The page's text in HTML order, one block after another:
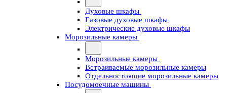
Духовые шкафы
Газовые духовые шкафы
Электрические духовые шкафы
Морозильные камеры
Морозильные камеры
Встраиваемые морозильные камеры
Отдельностоящие морозильные камеры
Посудомоечные машины